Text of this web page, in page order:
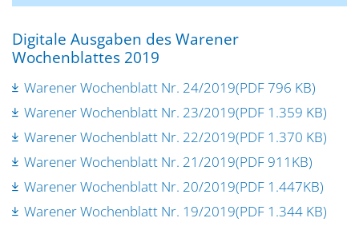
Digitale Ausgaben des Warener
Wochenblattes 2019
Warener Wochenblatt Nr. 24/2019(PDF 796 KB)
Warener Wochenblatt Nr. 23/2019(PDF 1.359 KB)
Warener Wochenblatt Nr. 22/2019(PDF 1.370 KB)
Warener Wochenblatt Nr. 21/2019(PDF 911KB)
Warener Wochenblatt Nr. 20/2019(PDF 1.447KB)
Warener Wochenblatt Nr. 19/2019(PDF 1.344 KB)